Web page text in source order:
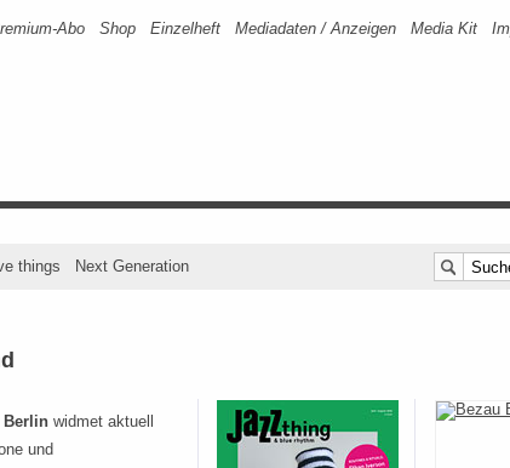
Abo Shop Einzelheft Mediadaten / Anzeigen Media Kit
things Next Generation
Berlin widmet aktuell
und